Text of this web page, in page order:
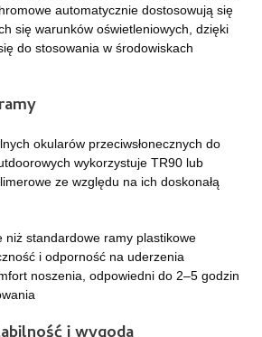
automatycznie dostosowują się
się warunków oświetleniowych, dzięki
do stosowania w środowiskach
okularów przeciwsłonecznych do
wykorzystuje TR90 lub
ze względu na ich doskonałą
niż standardowe ramy plastikowe
i odporność na uderzenia
noszenia, odpowiedni do 2–5 godzin